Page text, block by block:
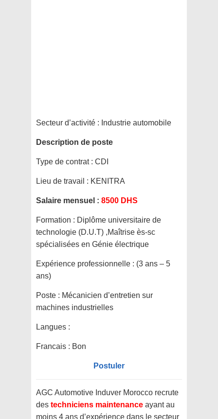
Secteur d’activité : Industrie automobile
Description de poste
Type de contrat : CDI
Lieu de travail : KENITRA
Salaire mensuel : 8500 DHS
Formation : Diplôme universitaire de
technologie (D.U.T) ,Maîtrise ès-sc
spécialisées en Génie électrique
Expérience professionnelle : (3 ans – 5
ans)
Poste : Mécanicien d’entretien sur
machines industrielles
Langues :
Francais : Bon
Postuler
AGC Automotive Induver Morocco recrute
des techniciens maintenance ayant au
moins 4 ans d’expérience dans le secteur